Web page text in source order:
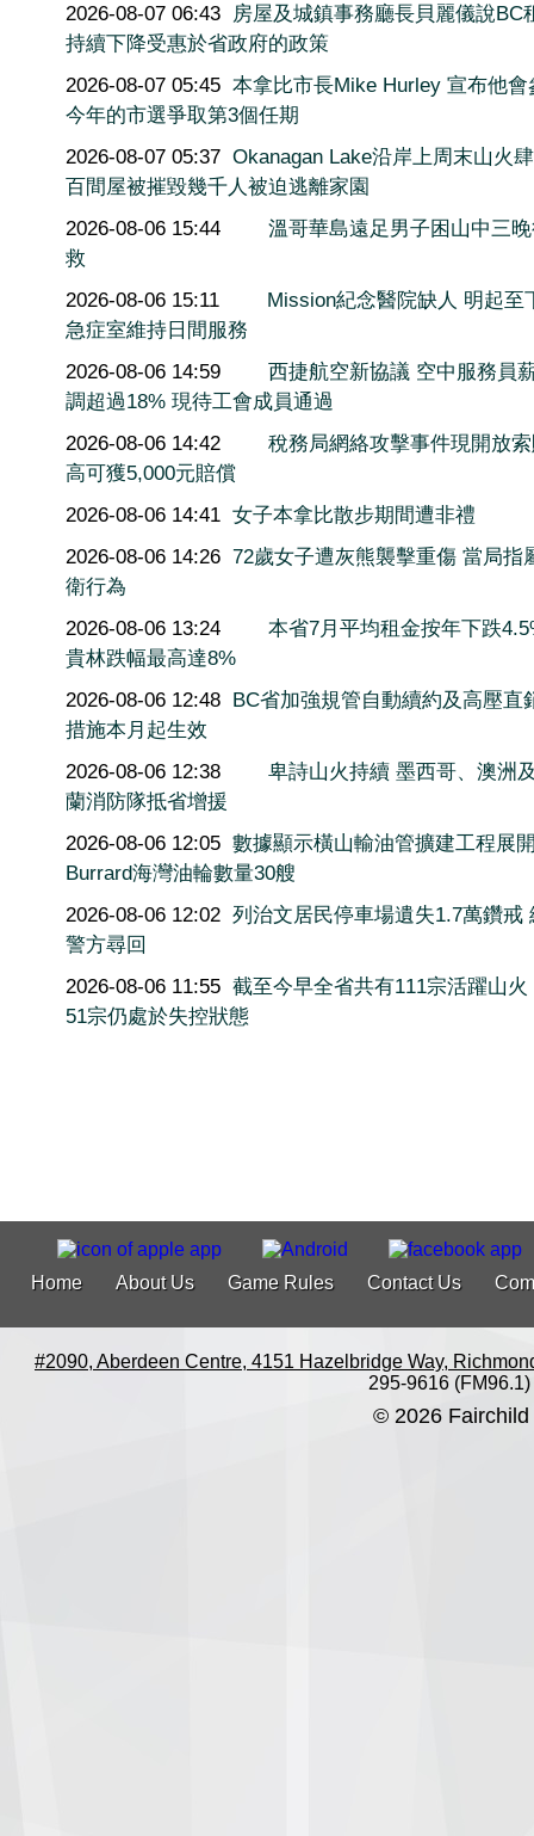
2026-08-07 06:43 房屋及城鎮事務廳長貝麗儀說BC
持續下降受惠於省政府的政策
2026-08-07 05:45 本拿比市長Mike Hurley 宣布他會
今年的市選爭取第3個任期
2026-08-07 05:37 Okanagan Lake沿岸上周末山火
百間屋被摧毀幾千人被迫逃離家園
2026-08-06 15:44
溫哥華島遠足男子困山中三
救
2026-08-06 15:11
Mission紀念醫院缺人 明起至
急症室維持日間服務
2026-08-06 14:59
西捷航空新協議 空中服務員
調超過18% 現待工會成員通過
2026-08-06 14:42
稅務局網絡攻擊事件現開放
高可獲5,000元賠償
2026-08-06 14:41 女子本拿比散步期間遭非禮
2026-08-06 14:26 72歲女子遭灰熊襲擊重傷 當局指
衛行為
2026-08-06 13:24
本省7月平均租金按年下跌
貴林跌幅最高達8%
2026-08-06 12:48 BC省加強規管自動續約及高壓直
措施本月起生效
2026-08-06 12:38
卑詩山火持續 墨西哥、澳洲
蘭消防隊抵省增援
2026-08-06 12:05 數據顯示橫山輸油管擴建工程展
Burrard海灣油輪數量30艘
2026-08-06 12:02 列治文居民停車場遺失1.7萬鑽戒
警方尋回
2026-08-06 11:55 截至今早全省共有111宗活躍山火
51宗仍處於失控狀態
Home About Us Game Rules Contact Us
#2090, Aberdeen Centre, 4151 Hazelbridge Way,
295-9616 (FM96.1)
© 2026 Fairchild